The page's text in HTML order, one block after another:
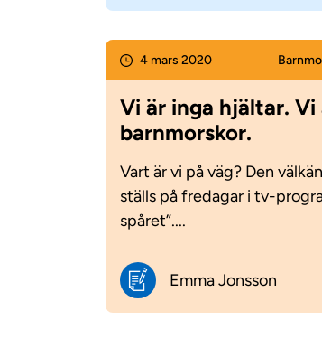
4 mars 2020
Vi är inga hjältar. Vi
barnmorskor.
Vart är vi på väg? Den
ställs på fredagar i tv-
spåret”....
Emma Jonsson